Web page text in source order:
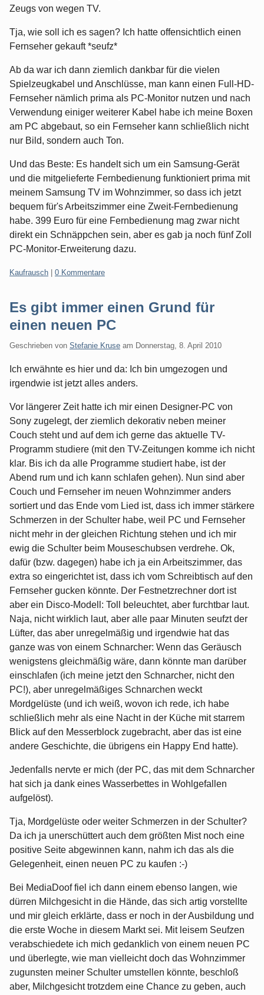
Zeugs von wegen TV.
Tja, wie soll ich es sagen? Ich hatte offensichtlich einen
Fernseher gekauft *seufz*
Ab da war ich dann ziemlich dankbar für die vielen
Spielzeugkabel und Anschlüsse, man kann einen Full-HD-
Fernseher nämlich prima als PC-Monitor nutzen und nach
Verwendung einiger weiterer Kabel habe ich meine Boxen
am PC abgebaut, so ein Fernseher kann schließlich nicht
nur Bild, sondern auch Ton.
Und das Beste: Es handelt sich um ein Samsung-Gerät
und die mitgelieferte Fernbedienung funktioniert prima mit
meinem Samsung TV im Wohnzimmer, so dass ich jetzt
bequem für's Arbeitszimmer eine Zweit-Fernbedienung
habe. 399 Euro für eine Fernbedienung mag zwar nicht
direkt ein Schnäppchen sein, aber es gab ja noch fünf Zoll
PC-Monitor-Erweiterung dazu.
Kategorien:
Kaufrausch 0 Kommentare
Es gibt immer einen Grund für
einen neuen PC
Geschrieben von Stefanie Kruse am Donnerstag, 8. April 2010
Ich erwähnte es hier und da: Ich bin umgezogen und
irgendwie ist jetzt alles anders.
Vor längerer Zeit hatte ich mir einen Designer-PC von
Sony zugelegt, der ziemlich dekorativ neben meiner
Couch steht und auf dem ich gerne das aktuelle TV-
Programm studiere (mit den TV-Zeitungen komme ich nicht
klar. Bis ich da alle Programme studiert habe, ist der
Abend rum und ich kann schlafen gehen). Nun sind aber
Couch und Fernseher im neuen Wohnzimmer anders
sortiert und das Ende vom Lied ist, dass ich immer stärkere
Schmerzen in der Schulter habe, weil PC und Fernseher
nicht mehr in der gleichen Richtung stehen und ich mir
ewig die Schulter beim Mouseschubsen verdrehe. Ok,
dafür (bzw. dagegen) habe ich ja ein Arbeitszimmer, das
extra so eingerichtet ist, dass ich vom Schreibtisch auf den
Fernseher gucken könnte. Der Festnetzrechner dort ist
aber ein Disco-Modell: Toll beleuchtet, aber furchtbar laut.
Naja, nicht wirklich laut, aber alle paar Minuten seufzt der
Lüfter, das aber unregelmäßig und irgendwie hat das
ganze was von einem Schnarcher: Wenn das Geräusch
wenigstens gleichmäßig wäre, dann könnte man darüber
einschlafen (ich meine jetzt den Schnarcher, nicht den
PC!), aber unregelmäßiges Schnarchen weckt
Mordgelüste (und ich weiß, wovon ich rede, ich habe
schließlich mehr als eine Nacht in der Küche mit starrem
Blick auf den Messerblock zugebracht, aber das ist eine
andere Geschichte, die übrigens ein Happy End hatte).
Jedenfalls nervte er mich (der PC, das mit dem Schnarcher
hat sich ja dank eines Wasserbettes in Wohlgefallen
aufgelöst).
Tja, Mordgelüste oder weiter Schmerzen in der Schulter?
Da ich ja unerschüttert auch dem größten Mist noch eine
positive Seite abgewinnen kann, nahm ich das als die
Gelegenheit, einen neuen PC zu kaufen :-)
Bei MediaDoof fiel ich dann einem ebenso langen, wie
dürren Milchgesicht in die Hände, das sich artig vorstellte
und mir gleich erklärte, dass er noch in der Ausbildung und
die erste Woche in diesem Markt sei. Mit leisem Seufzen
verabschiedete ich mich gedanklich von einem neuen PC
und überlegte, wie man vielleicht doch das Wohnzimmer
zugunsten meiner Schulter umstellen könnte, beschloß
aber, Milchgesicht trotzdem eine Chance zu geben, auch